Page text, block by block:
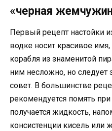
«черная
Первый рецепт настойки
водке носит красивое
корабля из знаменитой
ним несложно, но следует
совет. В большинстве
рекомендуется помять
получается жидкость,
консистенции кисель или